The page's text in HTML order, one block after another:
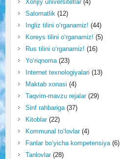
Xorijiy universitetlar(4)
Salomatlik (12)
Ingliz tilini o‘rganamiz! (44)
Koreys tilini o‘rganamiz! (5)
Rus tilini o‘rganamiz! (16)
Yo‘riqnoma(23)
Internet texnologiyalari (13)
Maktab xonasi (4)
Taqvim-mavzu rejalar(29)
Sinf rahbariga(37)
Kitoblar(22)
Kommunal to‘lovlar(4)
Fanlar bo‘yicha kompetensiya(6)
Tanlovlar(28)